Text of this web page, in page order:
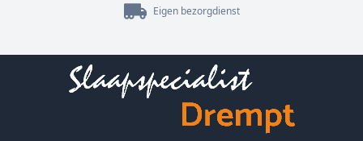
Eigen bezorgdienst